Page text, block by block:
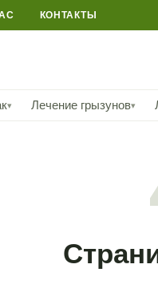
КОНТАКТЫ
▾ Лечение грызунов▾